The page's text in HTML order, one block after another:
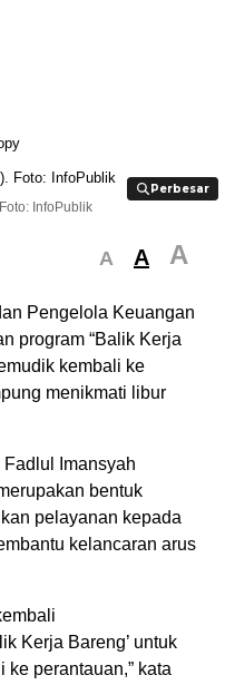
Perbesar
Perbesar
InfoPublik
A A A
Pengelola Keuangan
program “Balik Kerja
kembali ke
menikmati libur
Imansyah
bentuk
pelayanan kepada
kelancaran arus
Kerja Bareng’ untuk
ke perantauan,” kata